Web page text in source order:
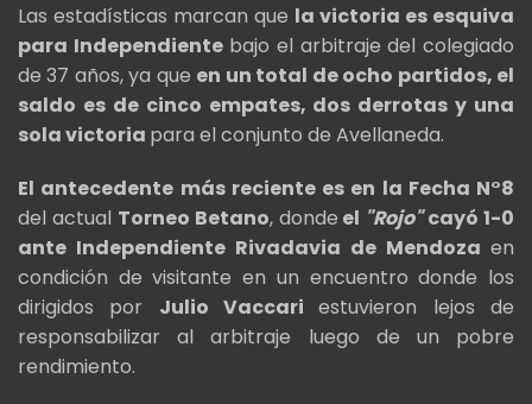
Las estadísticas marcan que la victoria es esquiva
para Independientebajo el arbitraje del colegiado
de 37 años, ya que en un total de ocho partidos, el
saldo es de cinco empates, dos derrotas y una
sola victoria para el conjunto de Avellaneda.
El antecedente más reciente es en la Fecha N°8
del actual Torneo Betano, donde el "Rojo"cayó 1-0
ante Independiente Rivadavia de Mendoza en
condición de visitante en un encuentro donde los
dirigidos por Julio Vaccariestuvieron lejos de
responsabilizar al arbitraje luego de un pobre
rendimiento.